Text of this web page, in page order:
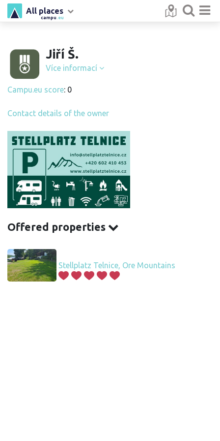
campu .eu
All places
Jiří Š.
Více informací
Campu.eu score: 0
Contact details of the owner
Offered properties
Stellplatz Telnice, Ore Mountains